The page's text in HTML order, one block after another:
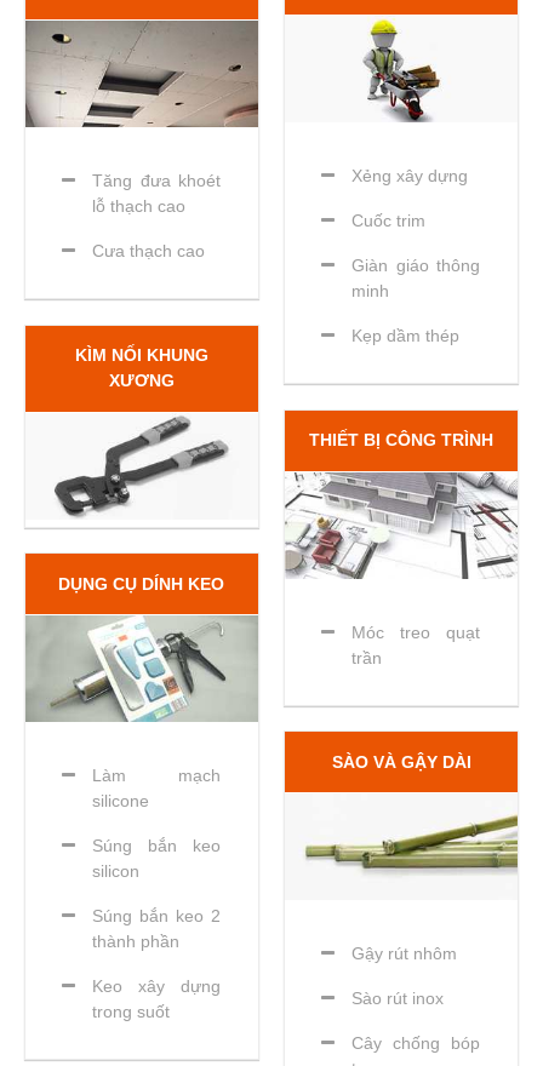
Tăng đưa khoét
lỗ thạch cao
Cưa thạch cao
KÌM NỐI KHUNG
XƯƠNG
DỤNG CỤ DÍNH KEO
Làm mạch
silicone
Súng bắn keo
silicon
Súng bắn keo 2
thành phần
Keo xây dựng
trong suốt
Xẻng xây dựng
Cuốc trim
Giàn giáo thông
minh
Kẹp dầm thép
THIẾT BỊ CÔNG TRÌNH
Móc treo quạt
trần
SÀO VÀ GẬY DÀI
Gậy rút nhôm
Sào rút inox
Cây chống bóp